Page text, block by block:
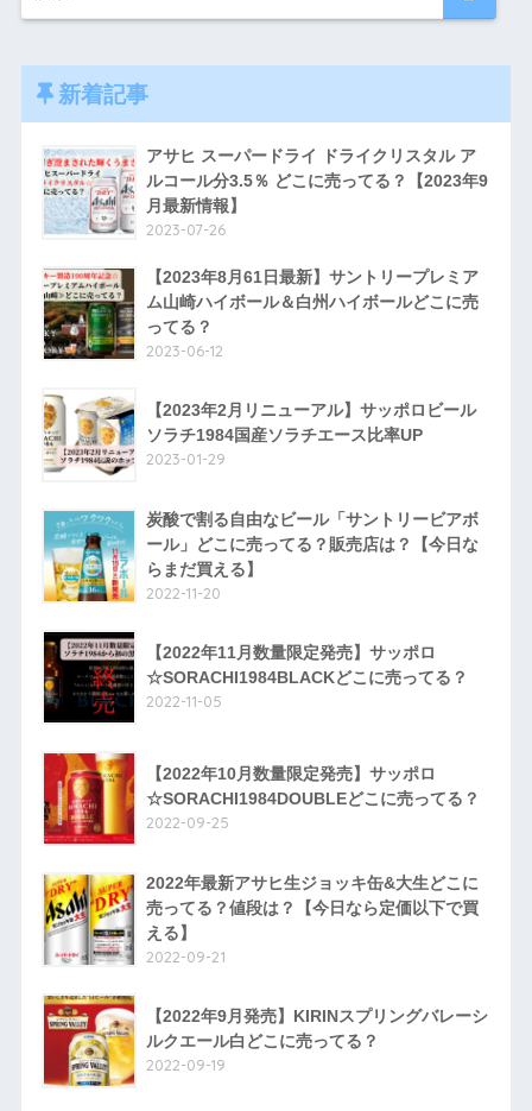
新着記事
アサヒ スーパードライ ドライクリスタル ア
ルコール分3.5％ どこに売ってる？【2023年9
月最新情報】
2023-07-26
【2023年8月61日最新】サントリープレミア
ム山崎ハイボール＆白州ハイボールどこに売
ってる？
2023-06-12
【2023年2月リニューアル】サッポロビール
ソラチ1984国産ソラチエース比率UP
2023-01-29
炭酸で割る自由なビール「サントリービアボ
ール」どこに売ってる？販売店は？【今日な
らまだ買える】
2022-11-20
【2022年11月数量限定発売】サッポロ
☆SORACHI1984BLACKどこに売ってる？
2022-11-05
【2022年10月数量限定発売】サッポロ
☆SORACHI1984DOUBLEどこに売ってる？
2022-09-25
2022年最新アサヒ生ジョッキ缶&大生どこに
売ってる？値段は？【今日なら定価以下で買
える】
2022-09-21
【2022年9月発売】KIRINスプリングバレーシ
ルクエール白どこに売ってる？
2022-09-19